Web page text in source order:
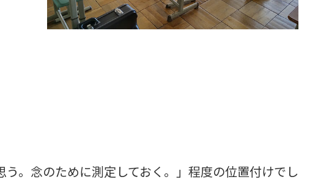
う。念のために測定しておく。」程度の位置付けでし